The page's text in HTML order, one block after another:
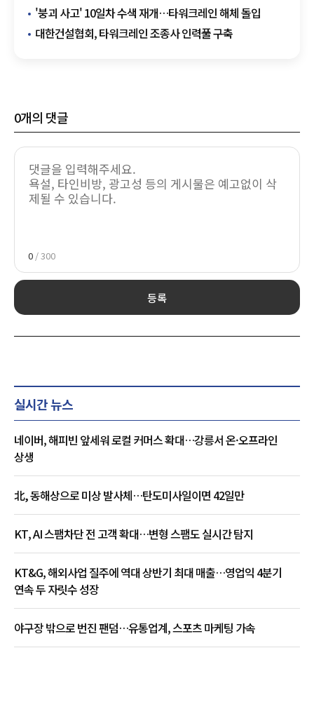
일시 중지
'붕괴 사고' 10일차 수색 재개…타워크레인 해체 돌입
대한건설협회, 타워크레인 조종사 인력풀 구축
0개의 댓글
0 / 300
등록
실시간 뉴스
네이버, 해피빈 앞세워 로컬 커머스 확대…강릉서 온·오프라인
상생
北, 동해상으로 미상 발사체…탄도미사일이면 42일만
KT, AI 스팸차단 전 고객 확대…변형 스팸도 실시간 탐지
KT&G, 해외사업 질주에 역대 상반기 최대 매출…영업익 4분기
연속 두 자릿수 성장
야구장 밖으로 번진 팬덤…유통업계, 스포츠 마케팅 가속